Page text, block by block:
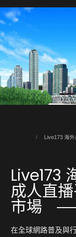
Live173 海
Live173
成人直
市場
在全球網路普及與